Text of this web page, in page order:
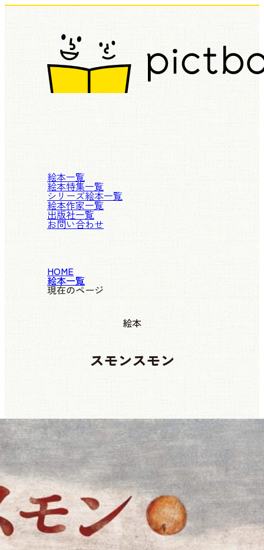
絵本一覧
絵本特集一覧
シリーズ絵本一覧
絵本作家一覧
出版社一覧
お問い合わせ
HOME
絵本一覧
現在のページ
絵本
スモンスモン